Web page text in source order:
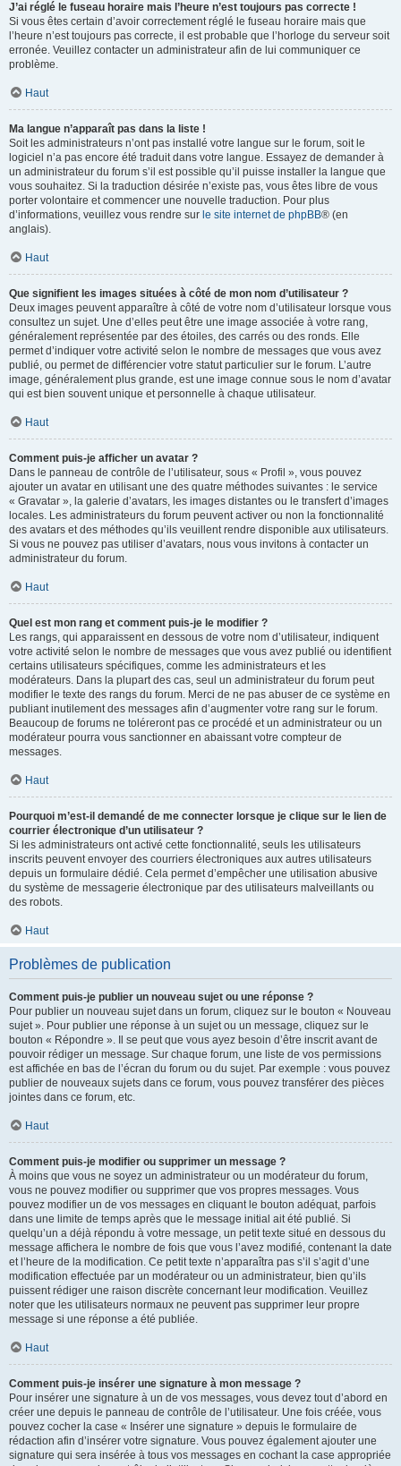
J’ai réglé le fuseau horaire mais l’heure n’est toujours pas correcte !
Si vous êtes certain d’avoir correctement réglé le fuseau horaire mais que
l’heure n’est toujours pas correcte, il est probable que l’horloge du serveur soit
erronée. Veuillez contacter un administrateur afin de lui communiquer ce
problème.
Haut
Ma langue n’apparaît pas dans la liste !
Soit les administrateurs n’ont pas installé votre langue sur le forum, soit le
logiciel n’a pas encore été traduit dans votre langue. Essayez de demander à
un administrateur du forum s’il est possible qu’il puisse installer la langue que
vous souhaitez. Si la traduction désirée n’existe pas, vous êtes libre de vous
porter volontaire et commencer une nouvelle traduction. Pour plus
d’informations, veuillez vous rendre sur le site internet de phpBB® (en
anglais).
Haut
Que signifient les images situées à côté de mon nom d’utilisateur ?
Deux images peuvent apparaître à côté de votre nom d’utilisateur lorsque vous
consultez un sujet. Une d’elles peut être une image associée à votre rang,
généralement représentée par des étoiles, des carrés ou des ronds. Elle
permet d’indiquer votre activité selon le nombre de messages que vous avez
publié, ou permet de différencier votre statut particulier sur le forum. L’autre
image, généralement plus grande, est une image connue sous le nom d’avatar
qui est bien souvent unique et personnelle à chaque utilisateur.
Haut
Comment puis-je afficher un avatar ?
Dans le panneau de contrôle de l’utilisateur, sous « Profil », vous pouvez
ajouter un avatar en utilisant une des quatre méthodes suivantes : le service
« Gravatar », la galerie d’avatars, les images distantes ou le transfert d’images
locales. Les administrateurs du forum peuvent activer ou non la fonctionnalité
des avatars et des méthodes qu’ils veuillent rendre disponible aux utilisateurs.
Si vous ne pouvez pas utiliser d’avatars, nous vous invitons à contacter un
administrateur du forum.
Haut
Quel est mon rang et comment puis-je le modifier ?
Les rangs, qui apparaissent en dessous de votre nom d’utilisateur, indiquent
votre activité selon le nombre de messages que vous avez publié ou identifient
certains utilisateurs spécifiques, comme les administrateurs et les
modérateurs. Dans la plupart des cas, seul un administrateur du forum peut
modifier le texte des rangs du forum. Merci de ne pas abuser de ce système en
publiant inutilement des messages afin d’augmenter votre rang sur le forum.
Beaucoup de forums ne toléreront pas ce procédé et un administrateur ou un
modérateur pourra vous sanctionner en abaissant votre compteur de
messages.
Haut
Pourquoi m’est-il demandé de me connecter lorsque je clique sur le lien de
courrier électronique d’un utilisateur ?
Si les administrateurs ont activé cette fonctionnalité, seuls les utilisateurs
inscrits peuvent envoyer des courriers électroniques aux autres utilisateurs
depuis un formulaire dédié. Cela permet d’empêcher une utilisation abusive
du système de messagerie électronique par des utilisateurs malveillants ou
des robots.
Haut
Problèmes de publication
Comment puis-je publier un nouveau sujet ou une réponse ?
Pour publier un nouveau sujet dans un forum, cliquez sur le bouton « Nouveau
sujet ». Pour publier une réponse à un sujet ou un message, cliquez sur le
bouton « Répondre ». Il se peut que vous ayez besoin d’être inscrit avant de
pouvoir rédiger un message. Sur chaque forum, une liste de vos permissions
est affichée en bas de l’écran du forum ou du sujet. Par exemple : vous pouvez
publier de nouveaux sujets dans ce forum, vous pouvez transférer des pièces
jointes dans ce forum, etc.
Haut
Comment puis-je modifier ou supprimer un message ?
À moins que vous ne soyez un administrateur ou un modérateur du forum,
vous ne pouvez modifier ou supprimer que vos propres messages. Vous
pouvez modifier un de vos messages en cliquant le bouton adéquat, parfois
dans une limite de temps après que le message initial ait été publié. Si
quelqu’un a déjà répondu à votre message, un petit texte situé en dessous du
message affichera le nombre de fois que vous l’avez modifié, contenant la date
et l’heure de la modification. Ce petit texte n’apparaîtra pas s’il s’agit d’une
modification effectuée par un modérateur ou un administrateur, bien qu’ils
puissent rédiger une raison discrète concernant leur modification. Veuillez
noter que les utilisateurs normaux ne peuvent pas supprimer leur propre
message si une réponse a été publiée.
Haut
Comment puis-je insérer une signature à mon message ?
Pour insérer une signature à un de vos messages, vous devez tout d’abord en
créer une depuis le panneau de contrôle de l’utilisateur. Une fois créée, vous
pouvez cocher la case « Insérer une signature » depuis le formulaire de
rédaction afin d’insérer votre signature. Vous pouvez également ajouter une
signature qui sera insérée à tous vos messages en cochant la case appropriée